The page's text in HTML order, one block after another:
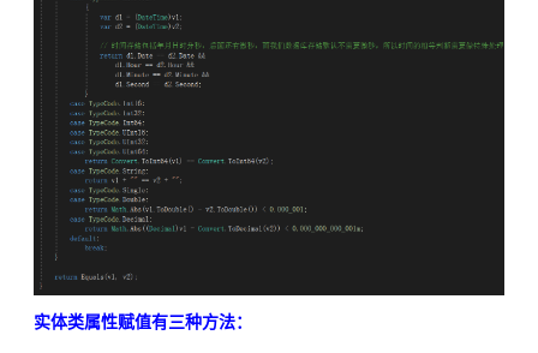
实体类属性赋值有三种方法：